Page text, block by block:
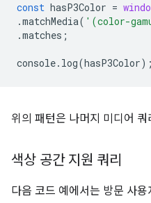
const hasP3Color =
.matchMedia( '(color-
.matches ;
console. log(hasP3Color);
위의 패턴은 나머지 미디어
색상 공간 지원 쿼리
다음 코드 예에서는 방문 사